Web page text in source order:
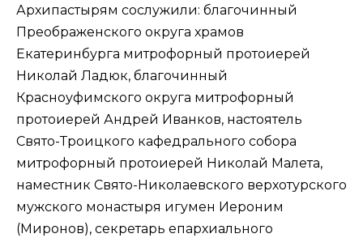
Архипастырям сослужили: благочинный
Преображенского округа храмов
Екатеринбурга митрофорный протоиерей
Николай Ладюк, благочинный
Красноуфимского округа митрофорный
протоиерей Андрей Иванков, настоятель
Свято-Троицкого кафедрального собора
митрофорный протоиерей Николай Малета,
наместник Свято-Николаевского верхотурского
мужского монастыря игумен Иероним
(Миронов), секретарь епархиального